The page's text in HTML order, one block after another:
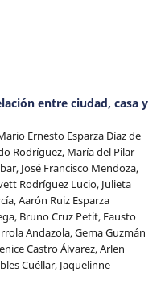
entre ciudad, casa y
Ernesto Esparza Díaz de
Rodríguez, María del Pilar
José Francisco Mendoza,
Rodríguez Lucio, Julieta
Aarón Ruiz Esparza
Bruno Cruz Petit, Fausto
Andazola, Gema Guzmán
Castro Álvarez, Arlen
Cuéllar, Jaquelinne